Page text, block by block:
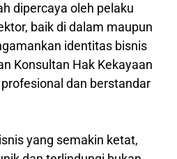
dipercaya oleh pelaku
baik di dalam maupun
identitas bisnis
Konsultan Hak Kekayaan
dan berstandar
yang semakin ketat,